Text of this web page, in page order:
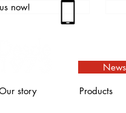
now!
story Products